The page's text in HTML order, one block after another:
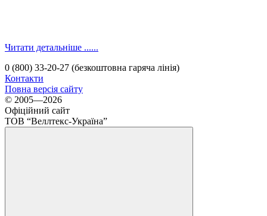
Читати детальніше ......
0 (800) 33-20-27 (безкоштовна гаряча лінія)
Контакти
Повна версія сайту
© 2005—2026
Офіційний сайт
ТОВ “Веллтекс-Україна”